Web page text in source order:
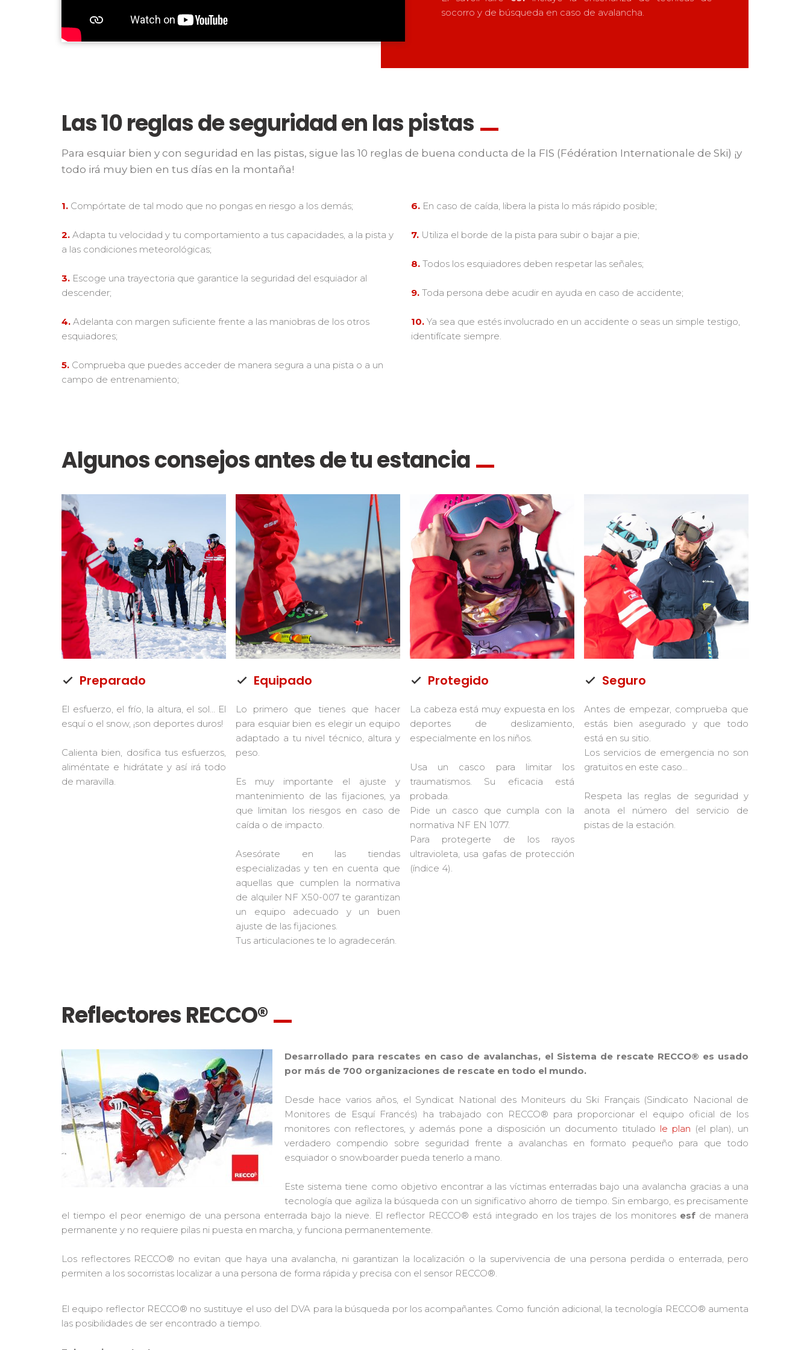
socorro y de búsqueda en caso de avalancha.
Las 10 reglas de seguridad en las pistas
Para esquiar bien y con seguridad en las pistas, sigue las 10 reglas de buena conducta de la FIS (Fédération Internationale de Ski) ¡y
todo irá muy bien en tus días en la montaña!
1. Compórtate de tal modo que no pongas en riesgo a los demás;
2. Adapta tu velocidad y tu comportamiento a tus capacidades, a la pista y
a las condiciones meteorológicas;
3. Escoge una trayectoria que garantice la seguridad del esquiador al
descender;
4. Adelanta con margen suficiente frente a las maniobras de los otros
esquiadores;
5. Comprueba que puedes acceder de manera segura a una pista o a un
campo de entrenamiento;
6. En caso de caída, libera la pista lo más rápido posible;
7. Utiliza el borde de la pista para subir o bajar a pie;
8. Todos los esquiadores deben respetar las señales;
9. Toda persona debe acudir en ayuda en caso de accidente;
10. Ya sea que estés involucrado en un accidente o seas un simple testigo,
identifícate siempre.
Algunos consejos antes de tu estancia
Preparado
El esfuerzo, el frío, la altura, el sol… El
esquí o el snow, ¡son deportes duros!
Calienta bien, dosifica tus esfuerzos,
aliméntate e hidrátate y así irá todo
de maravilla.
Equipado
Lo primero que tienes que hacer
para esquiar bien es elegir un equipo
adaptado a tu nivel técnico, altura y
peso.
Es muy importante el ajuste y
mantenimiento de las fijaciones, ya
que limitan los riesgos en caso de
caída o de impacto.
Asesórate en las tiendas
especializadas y ten en cuenta que
aquellas que cumplen la normativa
de alquiler NF X50-007 te garantizan
un equipo adecuado y un buen
ajuste de las fijaciones.
Tus articulaciones te lo agradecerán.
Protegido
La cabeza está muy expuesta en los
deportes de deslizamiento,
especialmente en los niños.
Usa un casco para limitar los
traumatismos. Su eficacia está
probada.
Pide un casco que cumpla con la
normativa NF EN 1077.
Para protegerte de los rayos
ultravioleta, usa gafas de protección
(índice 4).
Seguro
Antes de empezar, comprueba que
estás bien asegurado y que todo
está en su sitio.
Los servicios de emergencia no son
gratuitos en este caso...
Respeta las reglas de seguridad y
anota el número del servicio de
pistas de la estación.
Reflectores RECCO®
Desarrollado para rescates en caso de avalanchas, el Sistema de rescate RECCO® es usado
por más de 700 organizaciones de rescate en todo el mundo.
Desde hace varios años, el Syndicat National des Moniteurs du Ski Français (Sindicato Nacional de
Monitores de Esquí Francés) ha trabajado con RECCO® para proporcionar el equipo oficial de los
monitores con reflectores, y además pone a disposición un documento titulado le plan (el plan), un
verdadero compendio sobre seguridad frente a avalanchas en formato pequeño para que todo
esquiador o snowboarder pueda tenerlo a mano.
Este sistema tiene como objetivo encontrar a las víctimas enterradas bajo una avalancha gracias a una
tecnología que agiliza la búsqueda con un significativo ahorro de tiempo. Sin embargo, es precisamente
el tiempo el peor enemigo de una persona enterrada bajo la nieve. El reflector RECCO® está integrado en los trajes de los monitores esf de manera
permanente y no requiere pilas ni puesta en marcha, y funciona permanentemente.
Los reflectores RECCO® no evitan que haya una avalancha, ni garantizan la localización o la supervivencia de una persona perdida o enterrada, pero
permiten a los socorristas localizar a una persona de forma rápida y precisa con el sensor RECCO®.
El equipo reflector RECCO® no sustituye el uso del DVA para la búsqueda por los acompañantes. Como función adicional, la tecnología RECCO® aumenta
las posibilidades de ser encontrado a tiempo.